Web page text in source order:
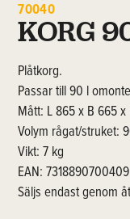
70040
KORG
Plåtkorg.
Passar till 90 l
Mått: L 865 x B 665
Volym rågat/struket:
Vikt: 7 kg
EAN: 7318890700409
Säljs endast genom